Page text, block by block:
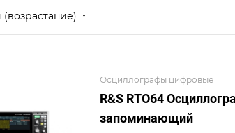
Осциллографы цифровые
R&S RTO64
запоминающий